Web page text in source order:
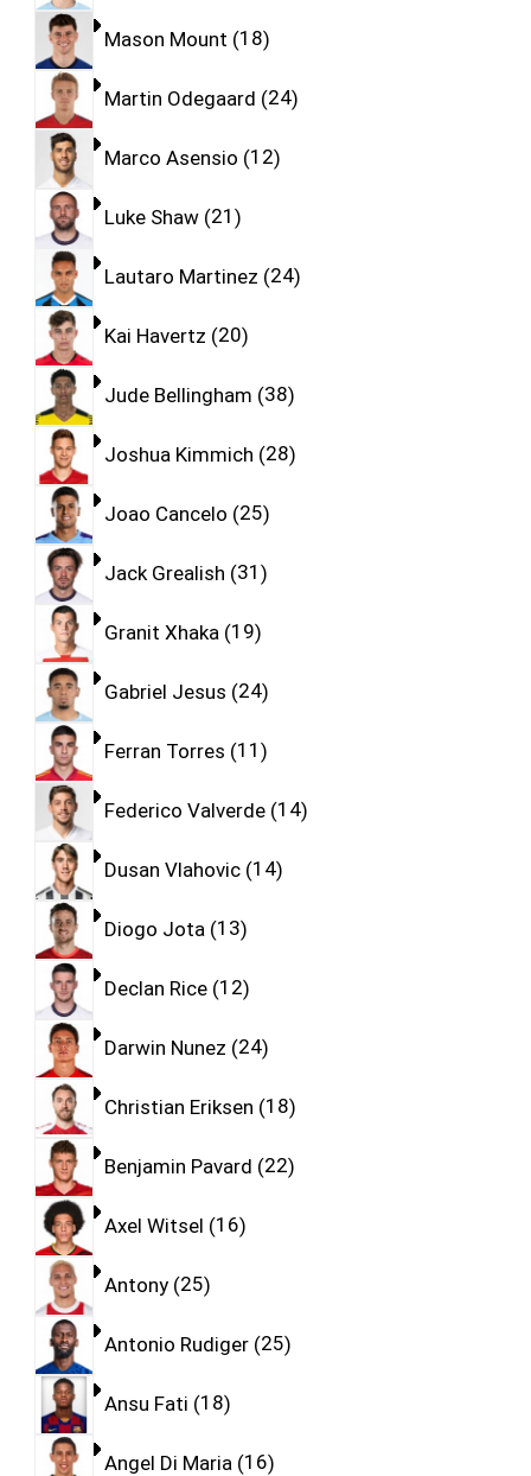
Mason Mount 18
Martin Odegaard 24
Marco Asensio 12
Luke Shaw 21
Lautaro Martinez 24
Kai Havertz 20
Jude Bellingham 38
Joshua Kimmich 28
Joao Cancelo 25
Jack Grealish 31
Granit Xhaka 19
Gabriel Jesus 24
Ferran Torres 11
Federico Valverde 14
Dusan Vlahovic 14
Diogo Jota 13
Declan Rice 12
Darwin Nunez 24
Christian Eriksen 18
Benjamin Pavard 22
Axel Witsel 16
Antony 25
Antonio Rudiger 25
Ansu Fati 18
Angel Di Maria 16